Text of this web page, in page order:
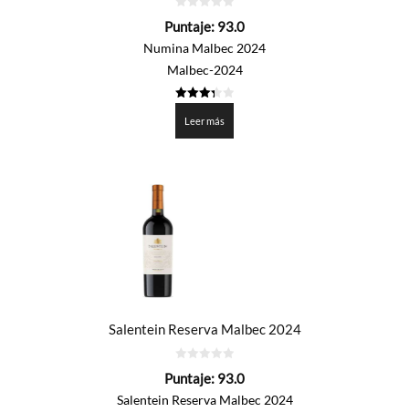
de
Puntaje: 93.0
Numina Malbec 2024
Malbec-2024
de 5
Leer más
Salentein Reserva Malbec 2024
de
Puntaje: 93.0
Salentein Reserva Malbec 2024